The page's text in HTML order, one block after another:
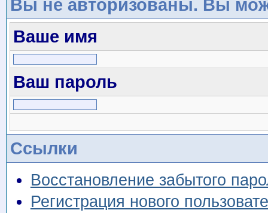
Вы не авторизованы. Вы
Ваше имя
Ваш пароль
Ссылки
Восстановление забытого
Регистрация нового